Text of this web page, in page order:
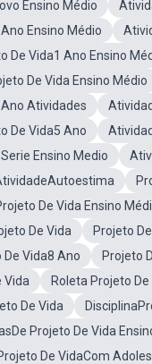
Ensino Médio
Ensino Médio
De Vida1 Ano Ensino
De Vida Ensino Médio
Atividades
De Vida5 Ano
Ensino Medio
De Vida Ensino
De Vida
Projeto
Vida8 Ano
Projeto
Vida
Roleta Projeto
De Vida
Projeto De Vida
De VidaCom